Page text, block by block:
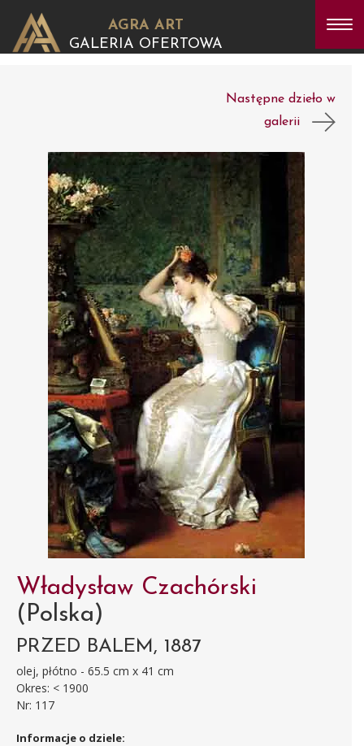
AGRA ART
GALERIA OFERTOWA
Następne dzieło w
galerii
Władysław Czachórski
(Polska)
PRZED BALEM, 1887
olej, płótno - 65.5 cm x 41 cm
Okres: < 1900
Nr: 117
Informacje o dziele: